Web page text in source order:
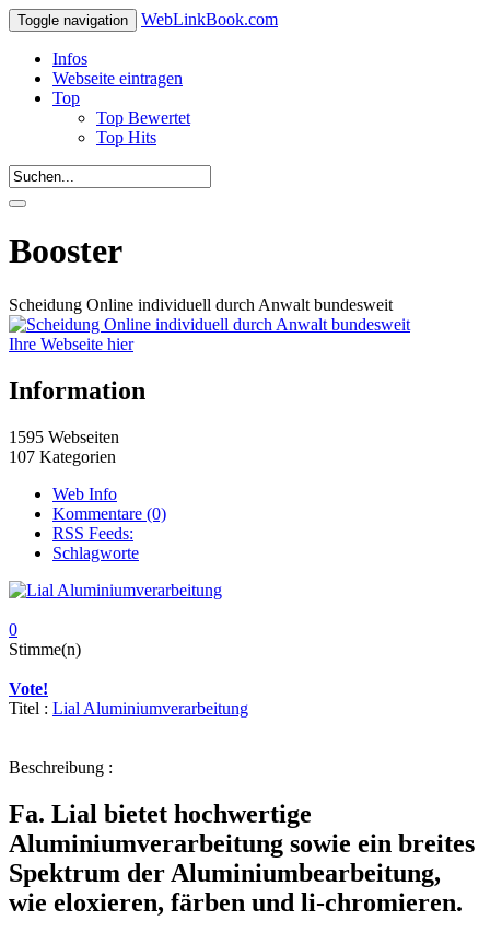
Toggle navigation WebLinkBook.com
Infos
Webseite eintragen
Top
Top Bewertet
Top Hits
Booster
Scheidung Online individuell durch Anwalt bundesweit
Ihre Webseite hier
Information
1595 Webseiten
107 Kategorien
Web Info
Kommentare (0)
RSS Feeds:
Schlagworte
0
Stimme(n)
Vote!
Titel : Lial Aluminiumverarbeitung
Beschreibung :
Fa. Lial bietet hochwertige
Aluminiumverarbeitung sowie ein breites
Spektrum der Aluminiumbearbeitung,
wie eloxieren, färben und li-chromieren.